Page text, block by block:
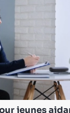
jeunes